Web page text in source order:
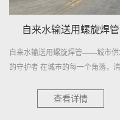
自来水输送用螺旋焊管
自来水输送用螺旋焊管——城市供
的守护者 在城市的每一个角落，清
查看详情